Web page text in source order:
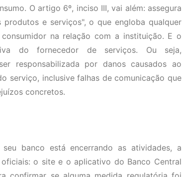
O artigo 6º, inciso III, vai além: assegura
e serviços", o que engloba qualquer
na relação com a instituição. E o
do fornecedor de serviços. Ou seja,
responsabilizada por danos causados ao
serviço, inclusive falhas de comunicação que
concretos.
banco está encerrando as atividades, a
o site e o aplicativo do Banco Central